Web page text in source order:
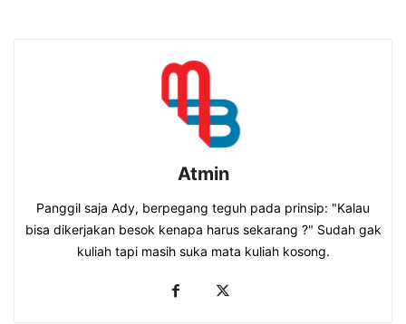
Atmin
Panggil saja Ady, berpegang teguh pada prinsip: "Kalau
bisa dikerjakan besok kenapa harus sekarang ?" Sudah gak
kuliah tapi masih suka mata kuliah kosong.